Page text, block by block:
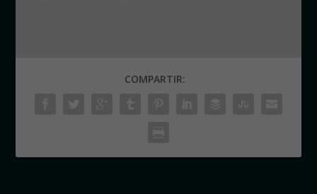
COMPARTIR: